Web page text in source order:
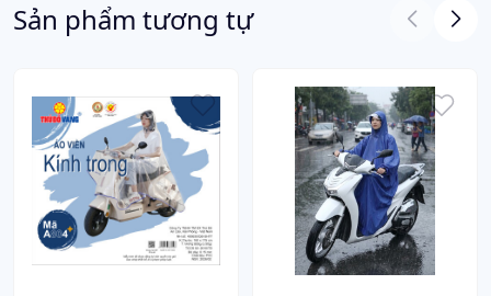
Sản phẩm tương tự